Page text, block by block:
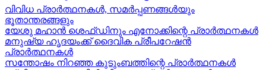
വിവിധ പ്രാർത്ഥനകൾ, സമർപ്പണങ്ങൾയും
ഭൂതാന്തരങ്ങളും
യേശു മഹാന്‍ ശെഫ്ഡിനും എനോക്കിന്റെ പ്രാർത്ഥനകള്‍
മനുഷ്യ ഹൃദയംക്ക് ദൈവിക പ്രീപറേഷൻ
പ്രാർത്ഥനകൾ
സന്തോഷം നിറഞ്ഞ കുടുംബത്തിന്റെ പ്രാർത്ഥനകള്‍